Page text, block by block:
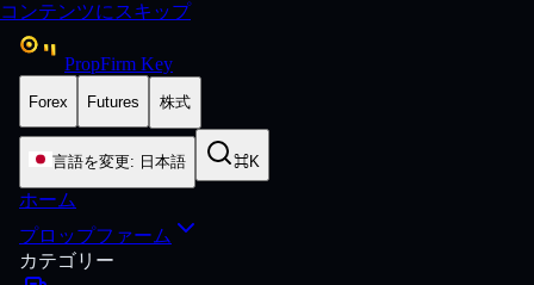
コンテンツにスキップ
PropFirm Key
Forex Futures 株式
言語を変更: 日本語 ⌘K
ホーム
プロップファーム
カテゴリー